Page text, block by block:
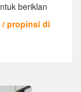
beriklan
propinsi di